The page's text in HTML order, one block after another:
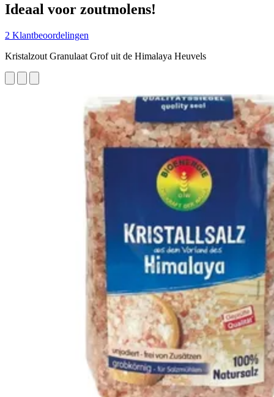
Ideaal voor zoutmolens!
2 Klantbeoordelingen
Kristalzout Granulaat Grof uit de Himalaya Heuvels